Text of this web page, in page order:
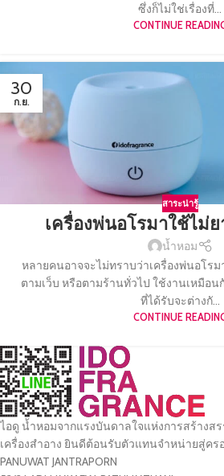
ซึ่งก็ไม่ใช่เรื่องที่...
CONTINUE
30
ก.ย.
สาระน่ารู้
เครื่องพ่นอโรมาใช้ไม่
น้ำหอม
หลายคนอาจจะไม่ทราบว่าเครื่องพ่นอโร
ตามเว็บ หรือตามร้านทั่วไป ใช้งานเหมือ
ที่ได้รับจะต่างกั...
CONTINUE
ไอดู น้ำหอมจากแรงบันดาลใจแห่งการสร้างส
เครื่องสำอาง ยินดีต้อนรับตัวแทนจำหน่ายสู่คร
PANUWAT JANTRAPORN